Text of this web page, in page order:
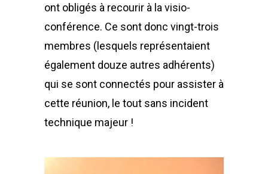
ont obligés à recourir à la visio-
conférence. Ce sont donc vingt-trois
membres (lesquels représentaient
également douze autres adhérents)
qui se sont connectés pour assister à
cette réunion, le tout sans incident
technique majeur !